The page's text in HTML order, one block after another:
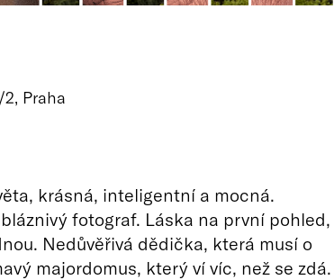
2, Praha
krásná, inteligentní a mocná.
fotograf. Láska na první pohled,
Nedůvěřivá dědička, která musí o
majordomus, který ví víc, než se zdá.